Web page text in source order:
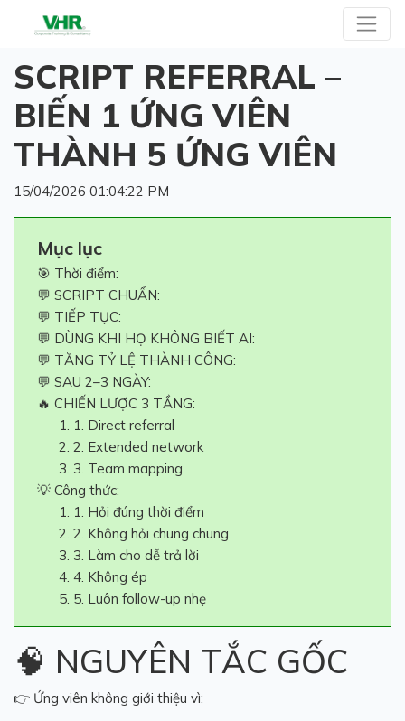
SCRIPT REFERRAL –
BIẾN 1 ỨNG VIÊN
THÀNH 5 ỨNG VIÊN
15/04/2026 01:04:22 PM
Mục lục
🎯 Thời điểm:
💬 SCRIPT CHUẨN:
💬 TIẾP TỤC:
💬 DÙNG KHI HỌ KHÔNG BIẾT AI:
💬 TĂNG TỶ LỆ THÀNH CÔNG:
💬 SAU 2–3 NGÀY:
🔥 CHIẾN LƯỢC 3 TẦNG:
1. Direct referral
2. Extended network
3. Team mapping
💡 Công thức:
1. Hỏi đúng thời điểm
2. Không hỏi chung chung
3. Làm cho dễ trả lời
4. Không ép
5. Luôn follow-up nhẹ
🧠 NGUYÊN TẮC GỐC
👉 Ứng viên không giới thiệu vì: